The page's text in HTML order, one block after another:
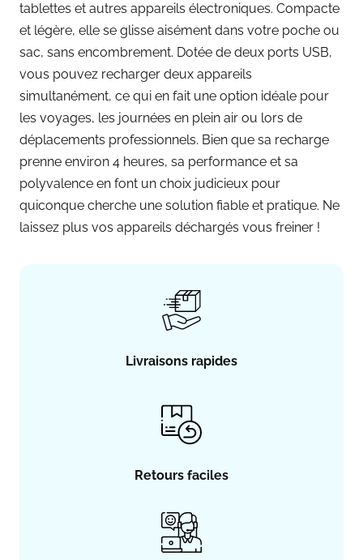
tablettes et autres appareils électroniques. Compacte
et légère, elle se glisse aisément dans votre poche ou
sac, sans encombrement. Dotée de deux ports USB,
vous pouvez recharger deux appareils
simultanément, ce qui en fait une option idéale pour
les voyages, les journées en plein air ou lors de
déplacements professionnels. Bien que sa recharge
prenne environ 4 heures, sa performance et sa
polyvalence en font un choix judicieux pour
quiconque cherche une solution fiable et pratique. Ne
laissez plus vos appareils déchargés vous freiner !
Livraisons rapides
Retours faciles